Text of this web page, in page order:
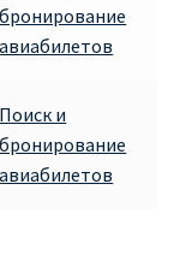
|
бронирование
авиабилетов
Поиск и
бронирование
авиабилетов